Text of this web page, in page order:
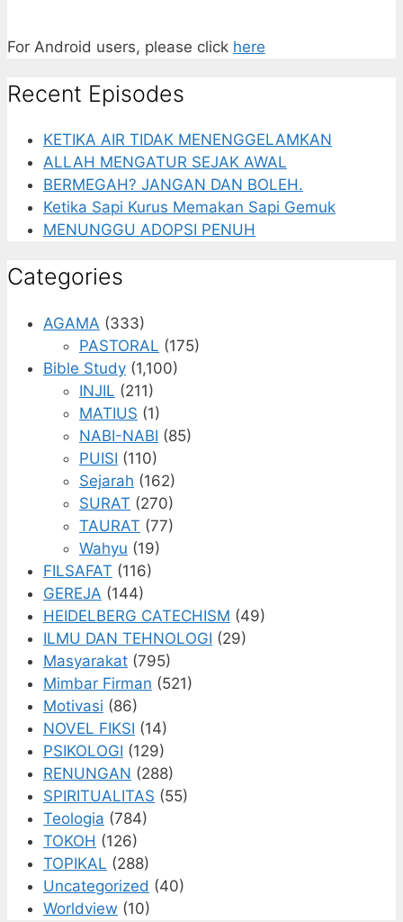
For Android users, please click here
Recent Episodes
KETIKA AIR TIDAK MENENGGELAMKAN
ALLAH MENGATUR SEJAK AWAL
BERMEGAH? JANGAN DAN BOLEH.
Ketika Sapi Kurus Memakan Sapi Gemuk
MENUNGGU ADOPSI PENUH
Categories
AGAMA (333)
PASTORAL (175)
Bible Study (1,100)
INJIL (211)
MATIUS (1)
NABI-NABI (85)
PUISI (110)
Sejarah (162)
SURAT (270)
TAURAT (77)
Wahyu (19)
FILSAFAT (116)
GEREJA (144)
HEIDELBERG CATECHISM (49)
ILMU DAN TEHNOLOGI (29)
Masyarakat (795)
Mimbar Firman (521)
Motivasi (86)
NOVEL FIKSI (14)
PSIKOLOGI (129)
RENUNGAN (288)
SPIRITUALITAS (55)
Teologia (784)
TOKOH (126)
TOPIKAL (288)
Uncategorized (40)
Worldview (10)